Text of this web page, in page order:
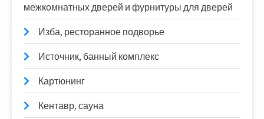
межкомнатных дверей и фурнитуры для дверей
Изба, ресторанное подворье
Источник, банный комплекс
Картюнинг
Кентавр, сауна